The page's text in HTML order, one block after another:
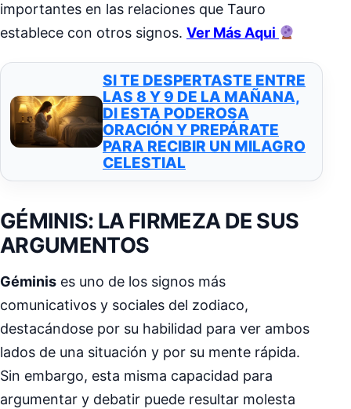
importantes en las relaciones que Tauro
establece con otros signos. Ver Más Aqui
SI TE DESPERTASTE ENTRE
LAS 8 Y 9 DE LA MAÑANA,
DI ESTA PODEROSA
ORACIÓN Y PREPÁRATE
PARA RECIBIR UN MILAGRO
CELESTIAL
GÉMINIS: LA FIRMEZA DE SUS
ARGUMENTOS
Géminis es uno de los signos más
comunicativos y sociales del zodiaco,
destacándose por su habilidad para ver ambos
lados de una situación y por su mente rápida.
Sin embargo, esta misma capacidad para
argumentar y debatir puede resultar molesta